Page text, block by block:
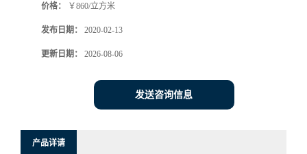
价格： ￥860/立方米
发布日期： 2020-02-13
更新日期： 2026-08-06
发送咨询信息
产品详请